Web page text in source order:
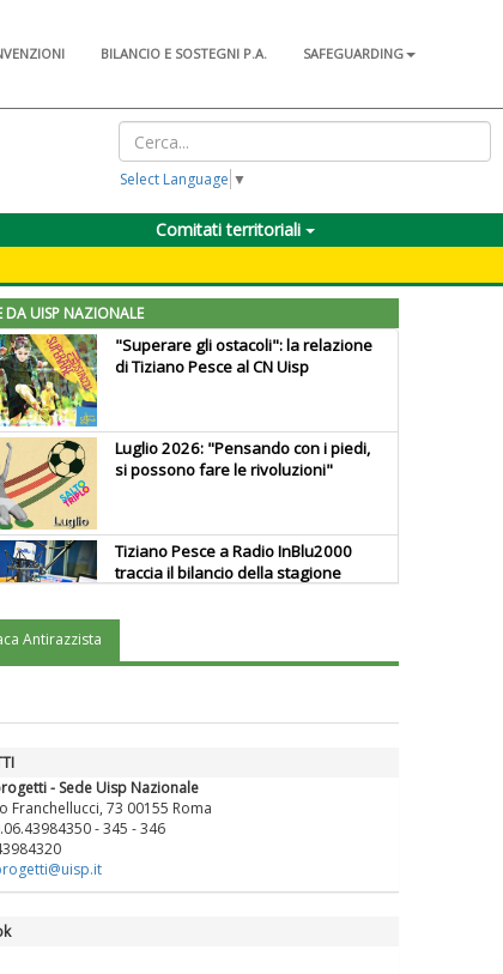
BILANCIO E SOSTEGNI P.A.
SAFEGUARDING
Select Language ▼
Comitati territoriali
DA UISP NAZIONALE
"Superare gli ostacoli": la relazione
di Tiziano Pesce al CN Uisp
Luglio 2026: "Pensando con i piedi,
si possono fare le rivoluzioni"
Tiziano Pesce a Radio InBlu2000
traccia il bilancio della stagione
prosegue anche in estate
Antirazzista
- Sede Uisp Nazionale
Franchellucci, 73 00155 Roma
- 345 - 346